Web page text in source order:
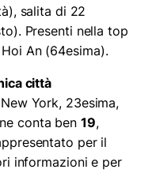
salita di 22
Presenti nella top
An (64esima).
città
York, 23esima,
conta ben19,
per il
informazioni e per